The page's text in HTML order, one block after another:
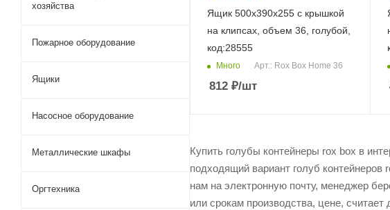
Ящик 500х390х255 с крышкой
на клипсах, объем 36, голубой,
код:28555
Много Арт.: Rox Box Home 36
812 ₽/шт
Купить голубы контейнеры rox box в
подходящий вариант голуб
нам на электронную почту, менеджер
или срокам производства, цене, считает
хозяйства
Пожарное оборудование
Ящики
Насосное оборудование
Металлические шкафы
Оргтехника